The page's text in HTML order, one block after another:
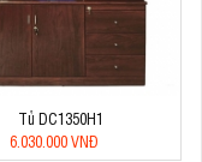
Tủ DC1350H1
6.030.000 VNĐ